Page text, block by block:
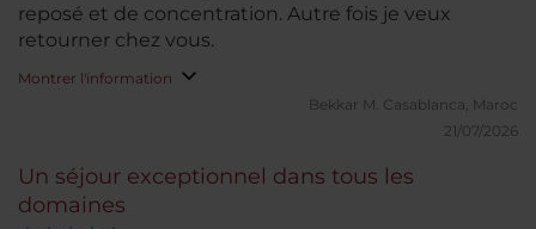
reposé et de concentration. Autre fois je veux
retourner chez vous.
Montrer l'information
Bekkar M. Casablanca, Maroc
21/07/2026
Un séjour exceptionnel dans tous les
domaines